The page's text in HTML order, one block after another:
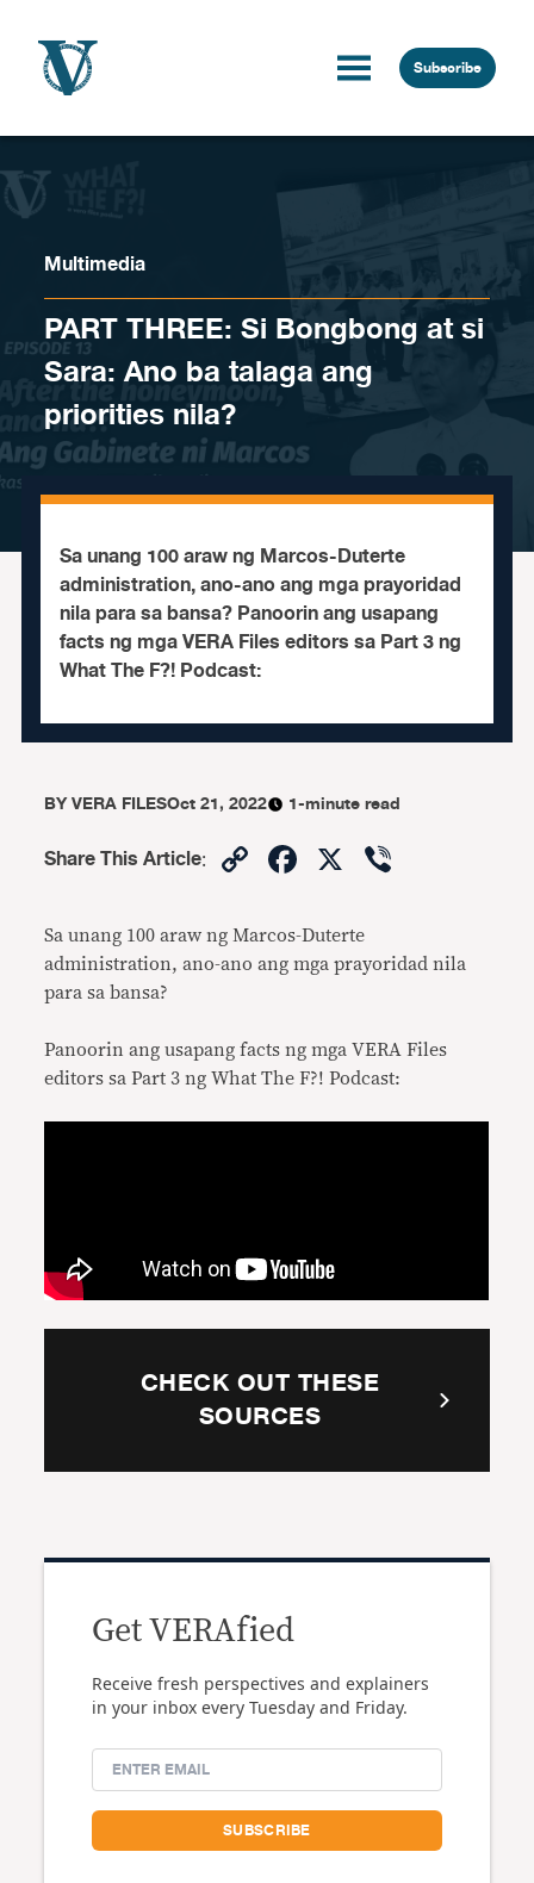
Subscribe
Multimedia
PART THREE: Si Bongbong at si
Sara: Ano ba talaga ang
priorities nila?
Sa unang 100 araw ng Marcos-Duterte
administration, ano-ano ang mga prayoridad
nila para sa bansa? Panoorin ang usapang
facts ng mga VERA Files editors sa Part 3 ng
What The F?! Podcast:
BYVERA FILESOct 21, 2022 1-minute read
Share This Article: CopyFacebook
X
Sa unang 100 araw ng Marcos-Duterte
administration, ano-ano ang mga prayoridad nila
para sa bansa?
Panoorin ang usapang facts ng mga VERA Files
editors sa Part 3 ng What The F?! Podcast:
CHECK OUT THESE
SOURCES
Get VERAfied
Receive fresh perspectives and explainers
in your inbox every Tuesday and Friday.